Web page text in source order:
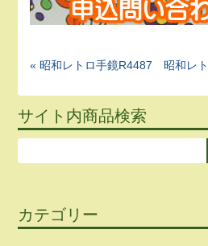
« 昭和レトロ手鏡R4487 昭和レ
サイト内商品検索
カテゴリー